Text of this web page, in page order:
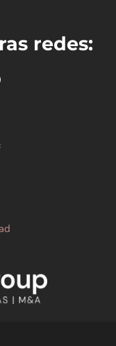
redes: